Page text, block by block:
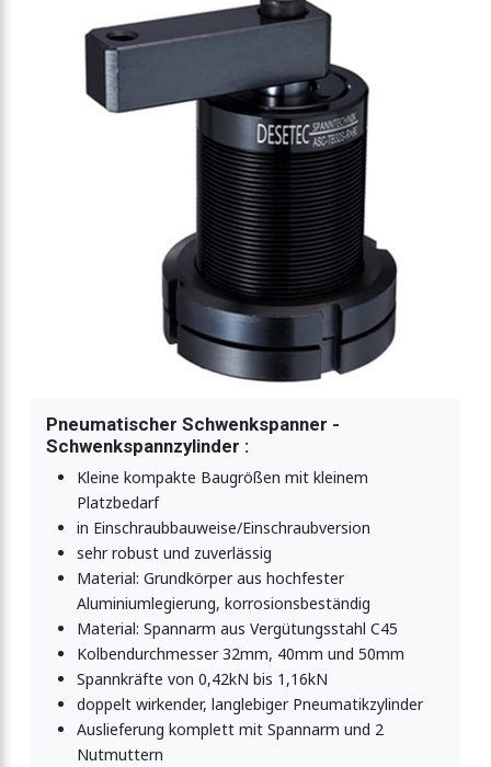
Pneumatischer Schwenkspanner -
Schwenkspannzylinder :
Kleine kompakte Baugrößen mit kleinem
Platzbedarf
in Einschraubbauweise/Einschraubversion
sehr robust und zuverlässig
Material: Grundkörper aus hochfester
Aluminiumlegierung, korrosionsbeständig
Material: Spannarm aus Vergütungsstahl C45
Kolbendurchmesser 32mm, 40mm und 50mm
Spannkräfte von 0,42kN bis 1,16kN
doppelt wirkender, langlebiger Pneumatikzylinder
Auslieferung komplett mit Spannarm und 2
Nutmuttern